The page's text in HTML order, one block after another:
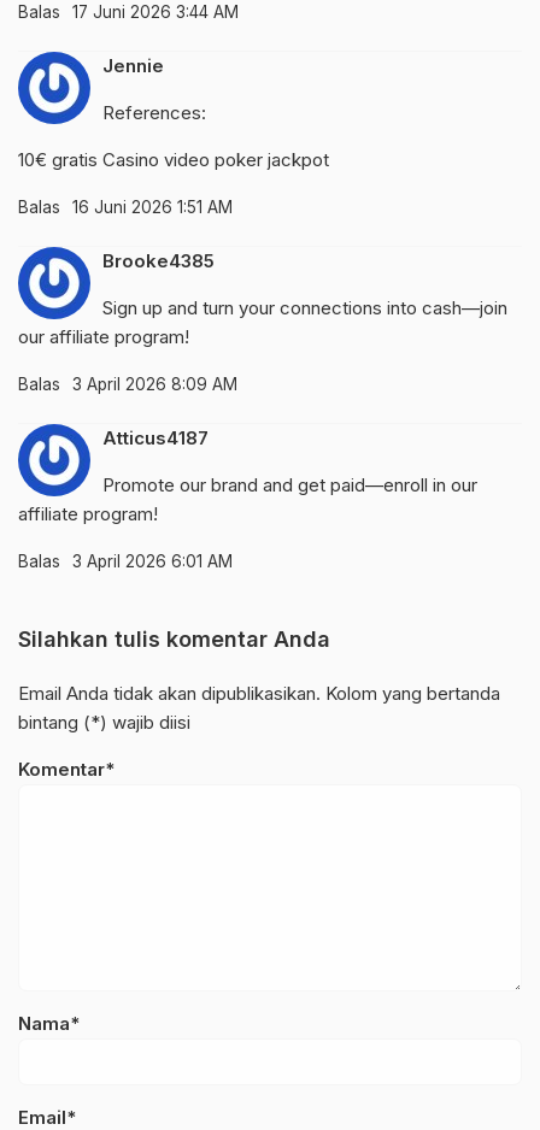
Balas 17 Juni 2026 3:44 AM
Jennie
References:
10€ gratis Casino video poker jackpot
Balas 16 Juni 2026 1:51 AM
Brooke4385
Sign up and turn your connections into cash—join
our affiliate program!
Balas 3 April 2026 8:09 AM
Atticus4187
Promote our brand and get paid—enroll in our
affiliate program!
Balas 3 April 2026 6:01 AM
Silahkan tulis komentar Anda
Email Anda tidak akan dipublikasikan. Kolom yang bertanda
bintang (*) wajib diisi
Komentar*
Nama*
Email*